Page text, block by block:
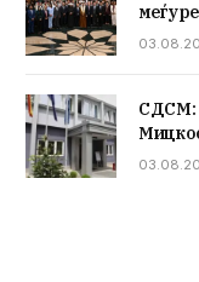
СДСМ: